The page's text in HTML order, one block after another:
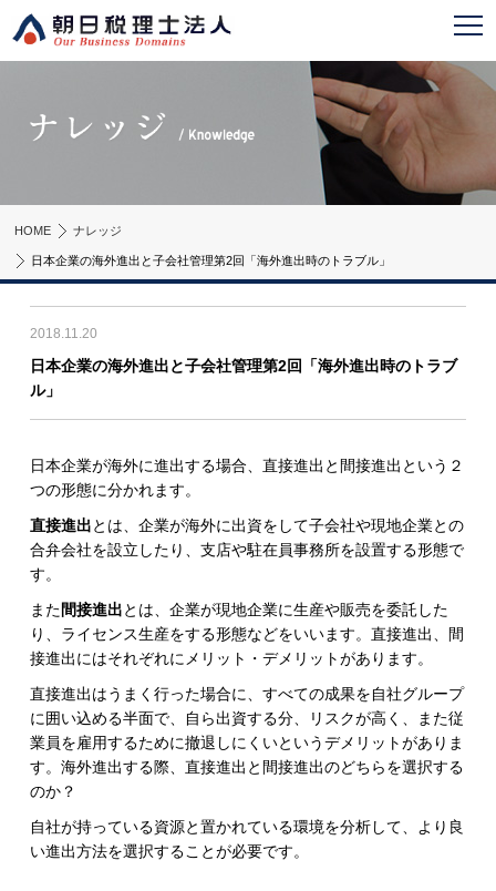
HOME ナレッジ
日本企業の海外進出と子会社管理第2回「海外進出時のトラブル」
2018.11.20
日本企業の海外進出と子会社管理第2回「海外進出時のトラブ
ル」
日本企業が海外に進出する場合、直接進出と間接進出という２
つの形態に分かれます。
直接進出とは、企業が海外に出資をして子会社や現地企業との
合弁会社を設立したり、支店や駐在員事務所を設置する形態で
す。
また間接進出とは、企業が現地企業に生産や販売を委託した
り、ライセンス生産をする形態などをいいます。直接進出、間
接進出にはそれぞれにメリット・デメリットがあります。
直接進出はうまく行った場合に、すべての成果を自社グループ
に囲い込める半面で、自ら出資する分、リスクが高く、また従
業員を雇用するために撤退しにくいというデメリットがありま
す。海外進出する際、直接進出と間接進出のどちらを選択する
のか？
自社が持っている資源と置かれている環境を分析して、より良
い進出方法を選択することが必要です。